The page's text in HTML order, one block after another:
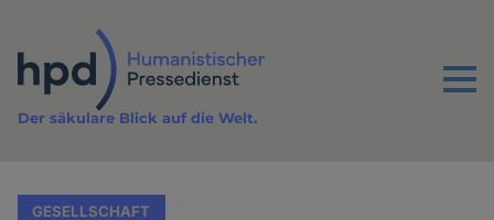
Inhalt
Menu
Der säkulare Blick auf die Welt.
GESELLSCHAFT